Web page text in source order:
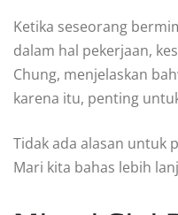
Ketika seseorang
dalam hal pekerjaan,
Chung, menjelaskan
karena itu, penting
Tidak ada alasan untuk
Mari kita bahas lebih